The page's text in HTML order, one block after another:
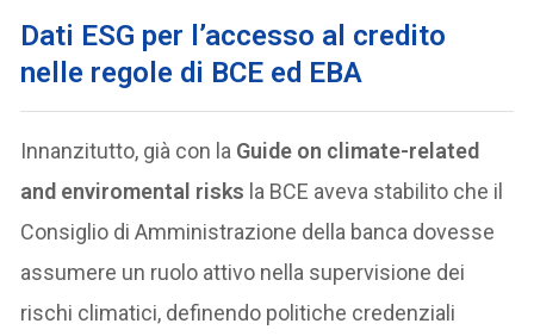
Dati ESG per l’accesso al credito
nelle regole di BCE ed EBA
Innanzitutto, già con la Guide on climate-related
and enviromental risks la BCE aveva stabilito che il
Consiglio di Amministrazione della banca dovesse
assumere un ruolo attivo nella supervisione dei
rischi climatici, definendo politiche credenziali